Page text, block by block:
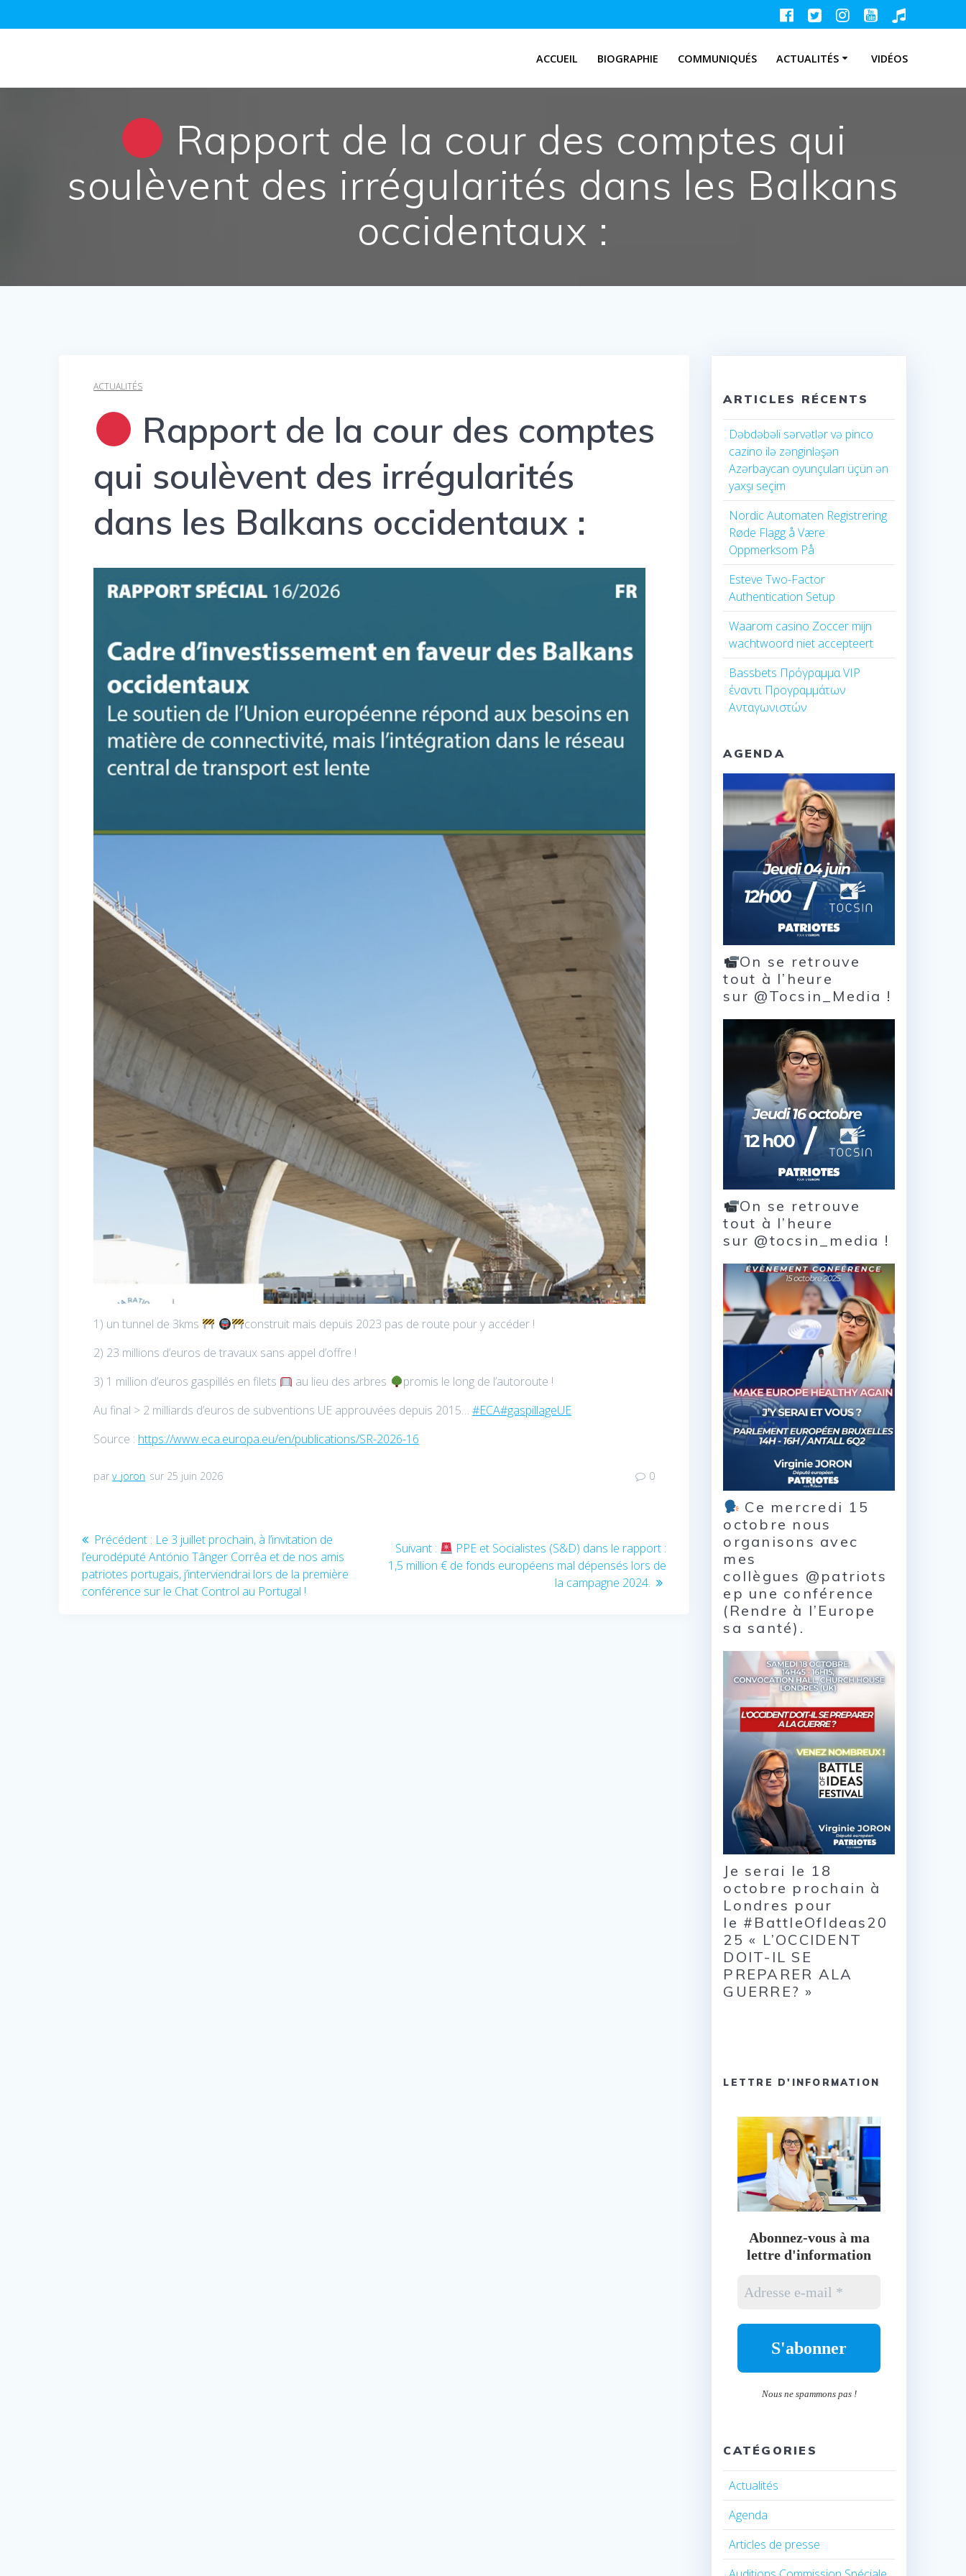
au
ACCUEIL BIOGRAPHIE COMMUNIQUÉS ACTUALITÉS VIDÉOS
Rapport de la cour des comptes qui
soulèvent des irrégularités dans les Balkans
occidentaux :
ACTUALITÉS
Rapport de la cour des comptes
qui soulèvent des irrégularités
dans les Balkans occidentaux :
1) un tunnel de 3kms
construit mais depuis 2023 pas de route pour y accéder !
2) 23 millions d’euros de travaux sans appel d’offre !
3) 1 million d’euros gaspillés en filets
au lieu des arbres
promis le long de l’autoroute !
Au final > 2 milliards d’euros de subventions UE approuvées depuis 2015…#ECA#gaspillageUE
Source : https://www.eca.europa.eu/en/publications/SR-2026-16
parv_joron sur 25 juin 2026 0
Navigation
de
l’article
Précédent : Article
précédent
:
Le 3 juillet prochain, à l’invitation de
l’eurodéputé António Tânger Corrêa et de nos amis
patriotes portugais, j’interviendrai lors de la première
conférence sur le Chat Control au Portugal !
Suivant : Article
suivant
PPE et Socialistes (S&D) dans le rapport :
1,5 million € de fonds européens mal dépensés lors de
la campagne 2024.
ARTICLES RÉCENTS
Dəbdəbəli sərvətlər və pinco
cazino ilə zənginləşən
Azərbaycan oyunçuları üçün ən
yaxşı seçim
Nordic Automaten Registrering
Røde Flagg å Være
Oppmerksom På
Esteve Two-Factor
Authentication Setup
Waarom casino Zoccer mijn
wachtwoord niet accepteert
Bassbets Πρόγραμμα VIP
έναντι Προγραμμάτων
Ανταγωνιστών
AGENDA
On se retrouve
tout à l’heure
sur @Tocsin_Media !
On se retrouve
tout à l’heure
sur @tocsin_media !
Ce mercredi 15
octobre nous
organisons avec
mes
collègues @patriots
ep une conférence
(Rendre à l’Europe
sa santé).
Je serai le 18
octobre prochain à
Londres pour
le #BattleOfIdeas20
25 « L’OCCIDENT
DOIT-IL SE
PREPARER ALA
GUERRE? »
LETTRE D'INFORMATION
Abonnez-vous à ma
lettre d'information
Nous ne spammons pas !
CATÉGORIES
Actualités
Agenda
Articles de presse